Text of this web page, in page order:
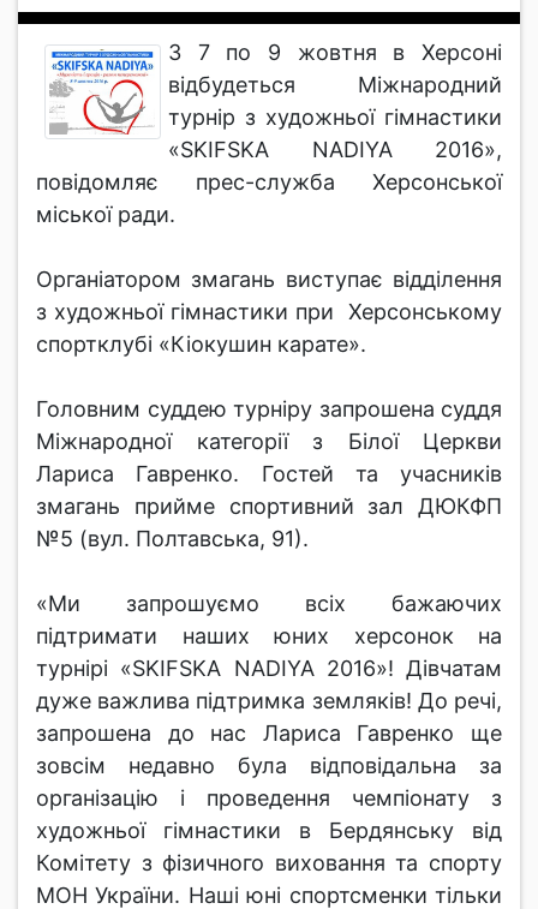
З 7 по 9 жовтня в Херсоні
відбудеться Міжнародний
турнір з художньої гімнастики
«SKIFSKA NADIYA 2016»,
повідомляє прес-служба Херсонської
міської ради.
Органіатором змагань виступає відділення
з художньої гімнастики при Херсонському
спортклубі «Кіокушин карате».
Головним суддею турніру запрошена суддя
Міжнародної категорії з Білої Церкви
Лариса Гавренко. Гостей та учасників
змагань прийме спортивний зал ДЮКФП
№5 (вул. Полтавська, 91).
«Ми запрошуємо всіх бажаючих
підтримати наших юних херсонок на
турнірі «SKIFSKA NADIYA 2016»! Дівчатам
дуже важлива підтримка земляків! До речі,
запрошена до нас Лариса Гавренко ще
зовсім недавно була відповідальна за
організацію і проведення чемпіонату з
художньої гімнастики в Бердянську від
Комітету з фізичного виховання та спорту
МОН України. Наші юні спортсменки тільки